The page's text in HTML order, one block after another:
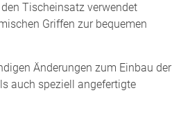
Tischeinsatz verwendet
Griffen zur bequemen
Änderungen zum Einbau der
auch speziell angefertigte